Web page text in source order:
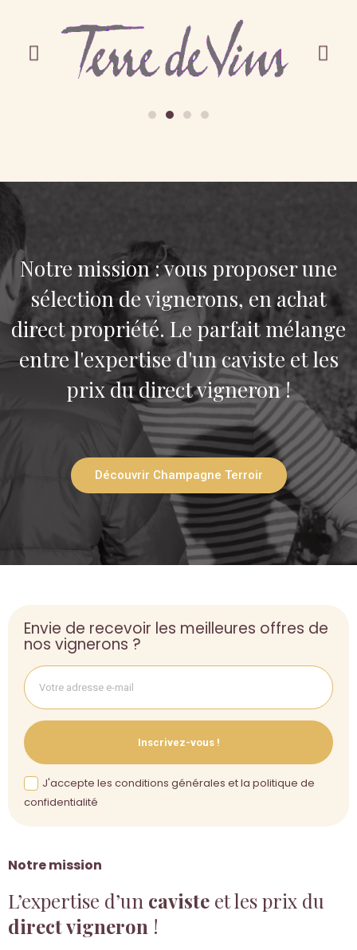
Notre mission : vous proposer une
sélection de vignerons, en achat
direct propriété. Le parfait mélange
entre l'expertise d'un caviste et les
prix du direct vigneron !
Découvrir Champagne Terroir
Notre mission
L’expertise d’un caviste et les prix du
direct vigneron !
Envie de recevoir les meilleures offres de
nos vignerons ?
Inscrivez-vous !
J'accepte les conditions générales et la politique de
confidentialité